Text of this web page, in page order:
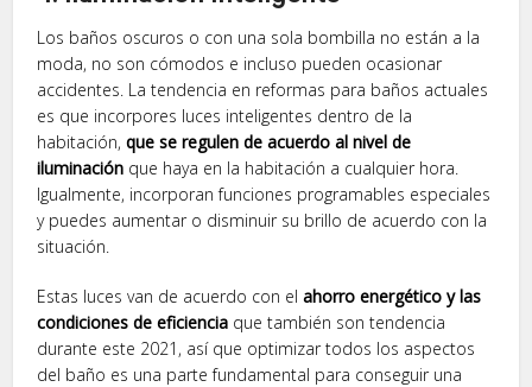
Los baños oscuros o con una sola bombilla no están a la
moda, no son cómodos e incluso pueden ocasionar
accidentes. La tendencia en reformas para baños actuales
es que incorpores luces inteligentes dentro de la
habitación,que se regulen de acuerdo al nivel de
iluminación que haya en la habitación a cualquier hora.
Igualmente, incorporan funciones programables especiales
y puedes aumentar o disminuir su brillo de acuerdo con la
situación.
Estas luces van de acuerdo con elahorro energético y las
condiciones de eficiencia que también son tendencia
durante este 2021, así que optimizar todos los aspectos
del baño es una parte fundamental para conseguir una